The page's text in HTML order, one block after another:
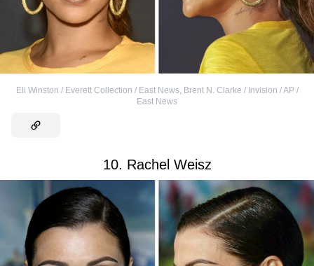
Eli Winston / Everett Collection / East News, Brent N. Clarke / Invision / AP /
East News
10. Rachel Weisz